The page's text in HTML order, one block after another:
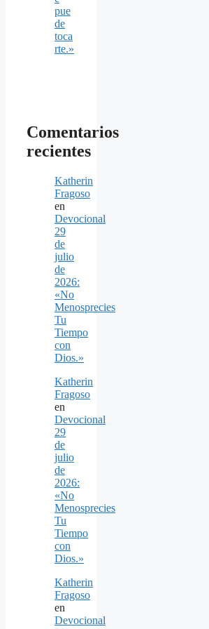
pue
de
toca
rte.»
Comentarios
recientes
Katherin
Fragoso
en
Devocional
29
de
julio
de
2026:
«No
Menosprecies
Tu
Tiempo
con
Dios.»
Katherin
Fragoso
en
Devocional
29
de
julio
de
2026:
«No
Menosprecies
Tu
Tiempo
con
Dios.»
Katherin
Fragoso
en
Devocional